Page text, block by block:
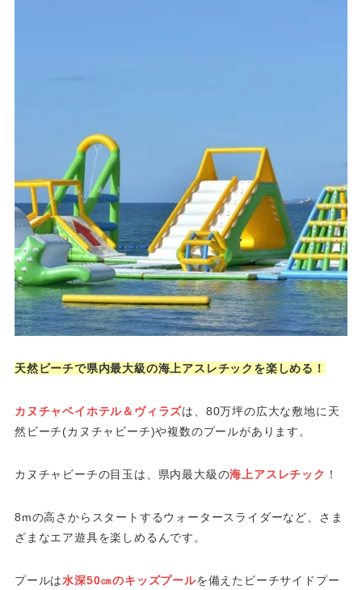
天然ビーチで県内最大級の海上アスレチックを楽しめる！
カヌチャベイホテル＆ヴィラズは、80万坪の広大な敷地に天
然ビーチ(カヌチャビーチ)や複数のプールがあります。
カヌチャビーチの目玉は、県内最大級の海上アスレチック ！
8mの高さからスタートするウォータースライダーなど、さま
ざまなエア遊具を楽しめるんです。
プールは水深50㎝のキッズプールを備えたビーチサイドプー